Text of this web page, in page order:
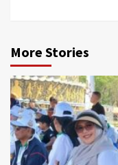
More Stories